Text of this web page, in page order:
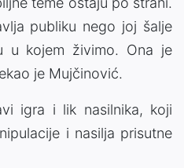
publiku nego joj šalje
u kojem živimo. Ona je
je Mujčinović.
igra i lik nasilnika, koji
i nasilja prisutne